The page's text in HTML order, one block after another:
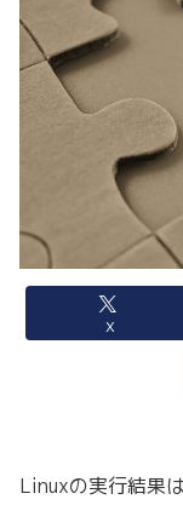
X
Linuxの実行結果